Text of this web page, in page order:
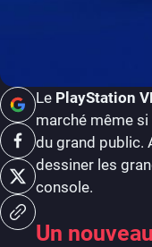
Le PlayStation
marché même
du grand public.
dessiner les
console.
Un